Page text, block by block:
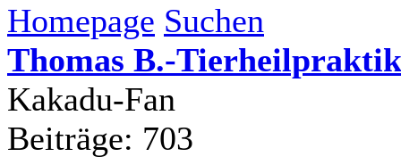
Homepage Suchen
Thomas B.-
Kakadu-Fan
Beiträge: 703